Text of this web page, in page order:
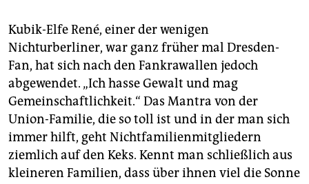
Kubik-Elfe René, einer der wenigen
Nichturberliner, war ganz früher mal Dresden-
Fan, hat sich nach den Fankrawallen jedoch
abgewendet. „Ich hasse Gewalt und mag
Gemeinschaftlichkeit.“ Das Mantra von der
Union-Familie, die so toll ist und in der man sich
immer hilft, geht Nichtfamilienmitgliedern
ziemlich auf den Keks. Kennt man schließlich aus
kleineren Familien, dass über ihnen viel die Sonne